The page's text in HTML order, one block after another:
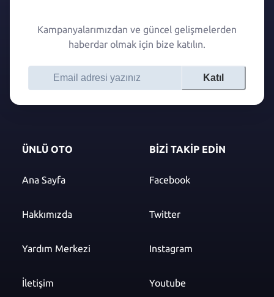
Kampanyalarımızdan ve güncel gelişmelerden
haberdar olmak için bize katılın.
Katıl
ÜNLÜ OTO
Ana Sayfa
Hakkımızda
Yardım Merkezi
İletişim
BİZİ TAKİP EDİN
Facebook
Twitter
Instagram
Youtube